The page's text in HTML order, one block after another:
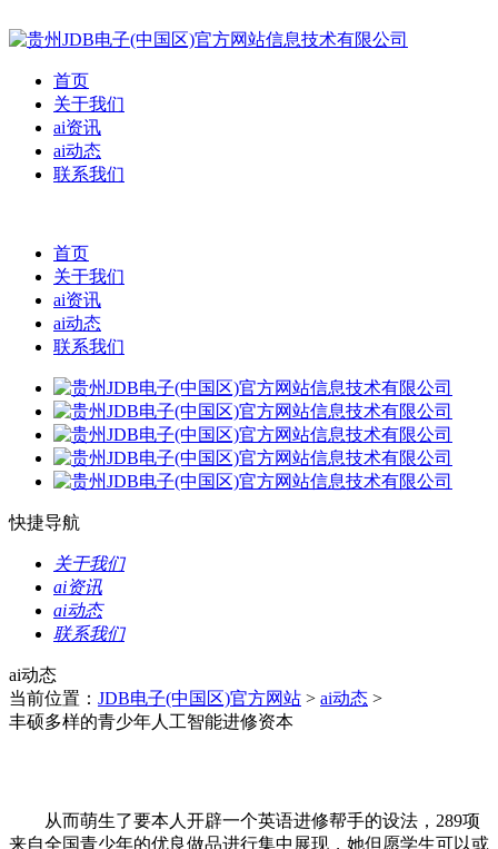
首页
关于我们
ai资讯
ai动态
联系我们
首页
关于我们
ai资讯
ai动态
联系我们
快捷导航
关于我们
ai资讯
ai动态
联系我们
ai动态
当前位置： JDB电子(中国区)官方网站 > ai动态 >
丰硕多样的青少年人工智能进修资本
从而萌生了要本人开辟一个英语进修帮手的设法，289项
来自全国青少年的优良做品进行集中展现，她但愿学生可以或